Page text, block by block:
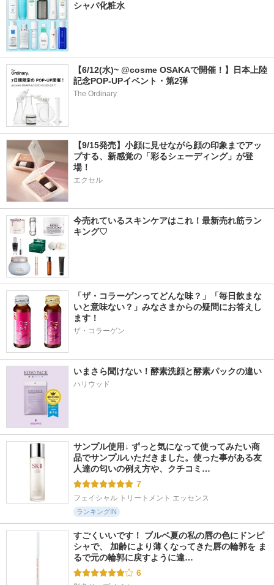
シャバ化粧水
【6/12(水)~ @cosme OSAKAで開催！】日本上陸
記念POP-UPイベント・第2弾
The Ordinary
【9/15発売】小顔に見せながら顔の印象までアッ
プする、新感覚の「彩るシェーディング」が登
場！
エクセル
今売れているスキンケアはこれ！最新売れ筋ラン
キング♡
「ザ・コラーゲンってどんな味？」「毎日飲まな
いと意味ない？」みなさまからの疑問にお答えし
ます！
ザ・コラーゲン
いまさら聞けない！酵素洗顔と酵素パックの違い
ハリウッド
サンプル使用↓ ずっと気になって使ってみたい商
品でサンプルいただきました。使った事がある友
人達の匂いの例え方や、クチコミ…
7
フェイシャル トリートメント エッセンス
ランキングIN
すごくいいです！ ブルベ夏の私の唇の色にドンピ
シャで、 加齢により薄くなってきた唇の輪郭を ま
るで元の輪郭に戻すように違…
6